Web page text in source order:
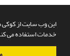
این وب سایت از کوکی
خدمات استفاده می